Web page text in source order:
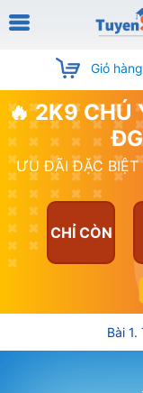
Giỏ hàng
🔥 2K9 CHÚ
ƯU ĐÃI ĐẶC BIỆT
CHỈ CÒN
Bài